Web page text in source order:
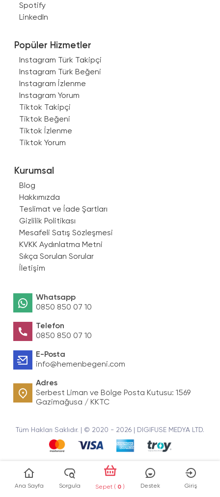
Spotify
LinkedIn
Popüler Hizmetler
Instagram Türk Takipçi
Instagram Türk Beğeni
Instagram İzlenme
Instagram Yorum
Tiktok Takipçi
Tiktok Beğeni
Tiktok İzlenme
Tiktok Yorum
Kurumsal
Blog
Hakkımızda
Teslimat ve İade Şartları
Gizlilik Politikası
Mesafeli Satış Sözleşmesi
KVKK Aydınlatma Metni
Sıkça Sorulan Sorular
İletişim
Whatsapp
0850 850 07 10
Telefon
0850 850 07 10
E-Posta
info@hemenbegeni.com
Adres
Serbest Liman ve Bölge Posta Kutusu: 1569
Gazimağusa / KKTC
Tüm Hakları Saklıdır. | © 2020 - 2026 | DIGIFUSE MEDYA LTD.
Ana Sayfa Sorgula Sepet ( 0 ) Destek Giriş